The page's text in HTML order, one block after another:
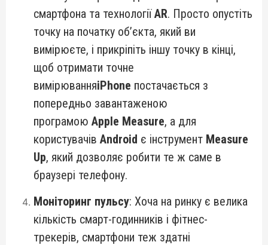
смартфона та технологіїAR. Просто опустіть
точку на початку об’єкта, який ви
вимірюєте, і прикріпіть іншу точку в кінці,
щоб отримати точне
вимірюванняiPhone постачається з
попередньо завантаженою
програмою Apple Measure, а для
користувачів Android є інструмент Measure
Up, який дозволяє робити те ж саме в
браузері телефону.
Моніторинг пульсу: Хоча на ринку є велика
кількість смарт-годинників і фітнес-
трекерів, смартфони теж здатні